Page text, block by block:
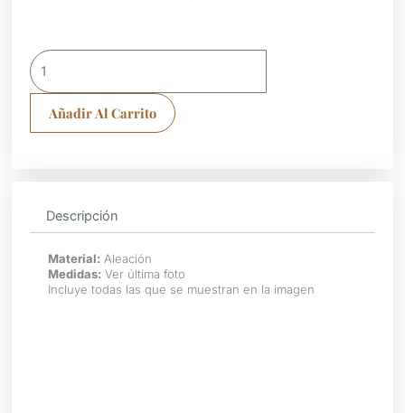
Tobillera
T08
Añadir Al Carrito
Descripción
Material: Aleación
Medidas: Ver última foto
Incluye todas las que se muestran en la imagen